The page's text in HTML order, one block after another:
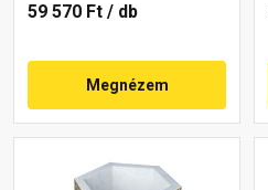
59 570 Ft / db
Megnézem